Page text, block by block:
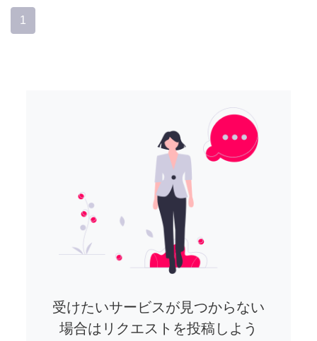
1
受けたいサービスが見つからない
場合はリクエストを投稿しよう